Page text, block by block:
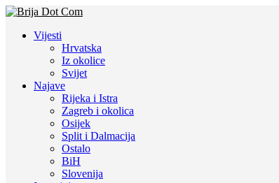
Vijesti
Hrvatska
Iz okolice
Svijet
Najave
Rijeka i Istra
Zagreb i okolica
Osijek
Split i Dalmacija
Ostalo
BiH
Slovenija